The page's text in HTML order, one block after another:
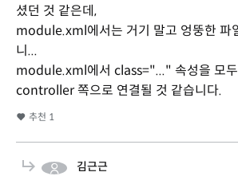
셨던 것 같은데,
module.xml에서는 거기 말고 엉뚱한 파
니...
module.xml에서 class="..." 속성을 모두
controller 쪽으로 연결될 것 같습니다.
추천 1
김근근